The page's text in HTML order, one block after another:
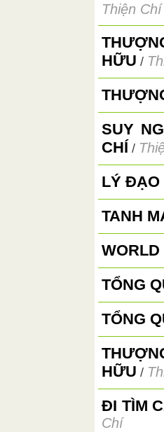
Thiện Chí
HỮU /
SUY
CHÍ /
LÝ ĐẠO
TANH
WORLD
TỔNG
TỔNG
HỮU /
ĐI TÌM
Chí